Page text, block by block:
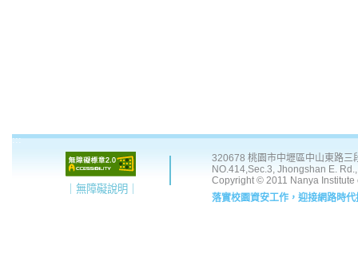
:::
｜無障礙說明｜
320678 桃園市中壢區中山東路
NO.414,Sec.3, Jhongshan E.
Copyright © 2011 Nanya Institute
落實校園資安工作，迎接網路